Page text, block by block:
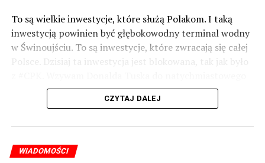
To są wielkie inwestycje, które służą Polakom. I taką
inwestycją powinien być głębokowodny terminal wodny
w Świnoujściu. To są inwestycje, które zwracają się całej
Polsce. Dzisiaj ta inwestycja jest blokowana, tak jak było
odblokowania CPK.
wykorzystać wspaniały potencjał Zachodniego Pomorza,
o którym śp. Lech Kaczyński powiedział, że jest naszą
racją stanu. Warto zagłosować na kandydatów PiS 9
CZYTAJ DALEJ
WIADOMOŚCI